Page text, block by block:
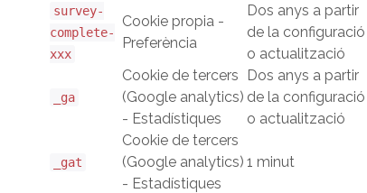
survey-
complete-
xxx
Cookie propia -
Preferència
Dos anys a partir
de la configuració
o actualització
_ga
Cookie de tercers
(Google analytics)
- Estadístiques
Dos anys a partir
de la configuració
o actualització
_gat
Cookie de tercers
(Google analytics)
- Estadístiques
1 minut